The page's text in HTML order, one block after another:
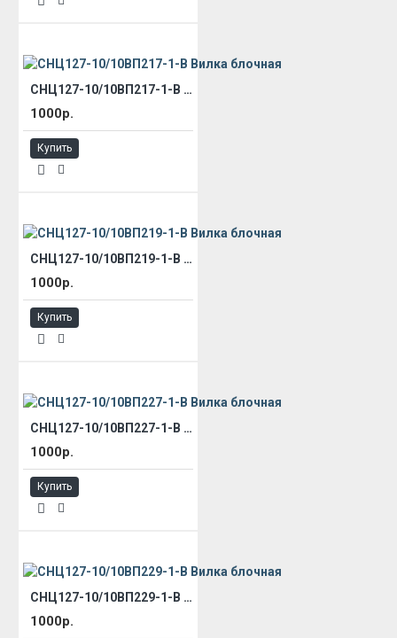
СНЦ127-10/10ВП217-1-В Вилка блочная
1000р.
Купить
СНЦ127-10/10ВП219-1-В Вилка блочная
1000р.
Купить
СНЦ127-10/10ВП227-1-В Вилка блочная
1000р.
Купить
СНЦ127-10/10ВП229-1-В Вилка блочная
1000р.